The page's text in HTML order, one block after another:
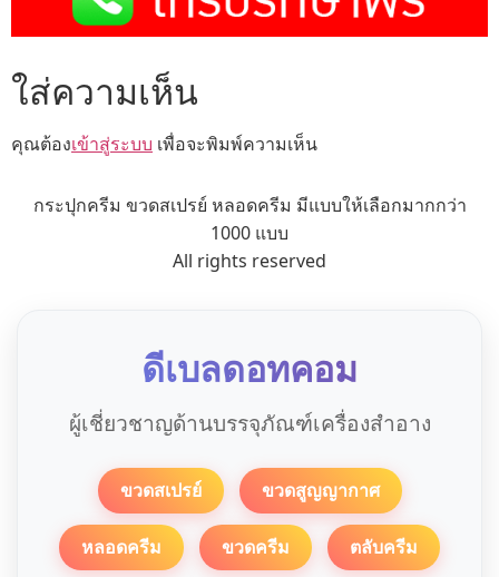
ใส่ความเห็น
คุณต้องเข้าสู่ระบบ เพื่อจะพิมพ์ความเห็น
กระปุกครีม ขวดสเปรย์ หลอดครีม มีแบบให้เลือกมากกว่า
1000 แบบ
All rights reserved
ดีเบลดอทคอม
ผู้เชี่ยวชาญด้านบรรจุภัณฑ์เครื่องสำอาง
ขวดสเปรย์ ขวดสูญญากาศ
หลอดครีม ขวดครีม ตลับครีม